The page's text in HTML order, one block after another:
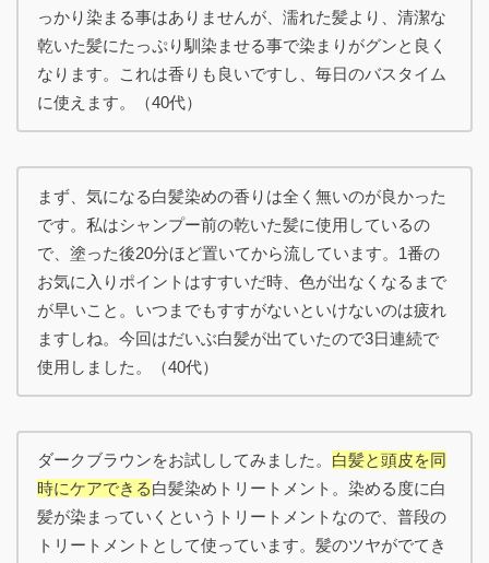
っかり染まる事はありませんが、濡れた髪より、清潔な
乾いた髪にたっぷり馴染ませる事で染まりがグンと良く
なります。これは香りも良いですし、毎日のバスタイム
に使えます。（40代）
まず、気になる白髪染めの香りは全く無いのが良かった
です。私はシャンプー前の乾いた髪に使用しているの
で、塗った後20分ほど置いてから流しています。1番の
お気に入りポイントはすすいだ時、色が出なくなるまで
が早いこと。いつまでもすすがないといけないのは疲れ
ますしね。今回はだいぶ白髪が出ていたので3日連続で
使用しました。（40代）
ダークブラウンをお試ししてみました。 白髪と頭皮を同
時にケアできる白髪染めトリートメント。染める度に白
髪が染まっていくというトリートメントなので、普段の
トリートメントとして使っています。髪のツヤがでてき